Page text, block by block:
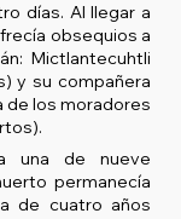
días. Al llegar a
obsequios a
Mictlantecuhtli
y su compañera
de los moradores
una de nueve
permanecía
de cuatro años